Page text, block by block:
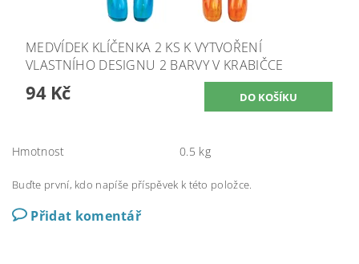
MEDVÍDEK KLÍČENKA 2 KS K VYTVOŘENÍ
VLASTNÍHO DESIGNU 2 BARVY V KRABIČCE
94 Kč
Hmotnost 0.5 kg
Buďte první, kdo napíše příspěvek k této položce.
Přidat komentář